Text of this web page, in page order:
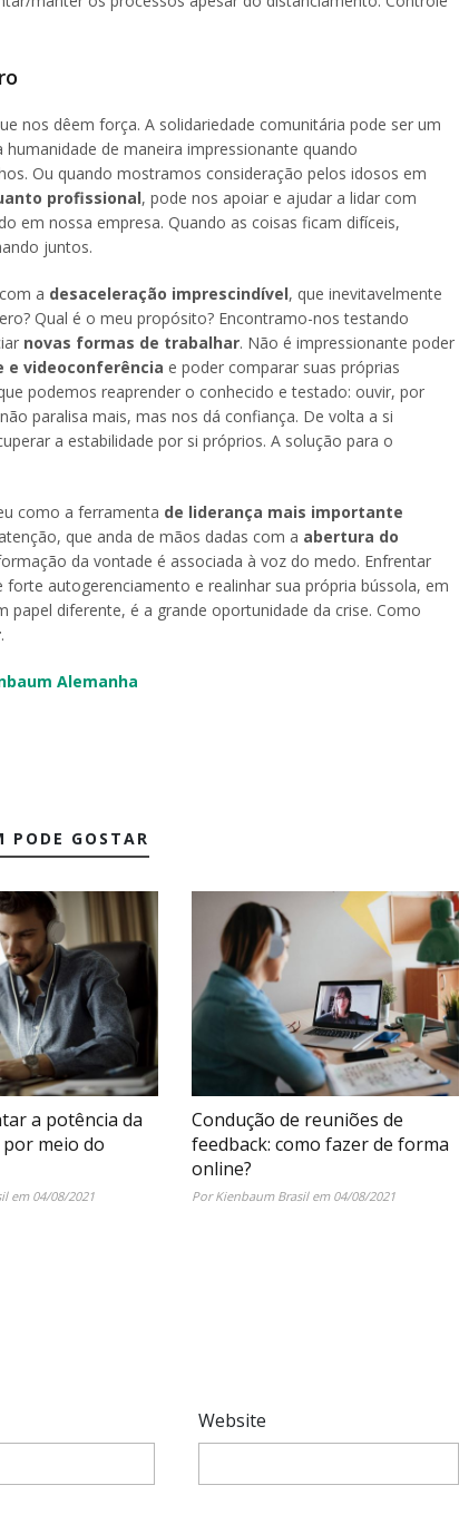
nos dêem força. A solidariedade comunitária pode ser um
de maneira impressionante quando
Ou quando mostramos consideração pelos idosos em
profissional, pode nos apoiar e ajudar a lidar com
em nossa empresa. Quando as coisas ficam difíceis,
juntos.
a desaceleração imprescindível, que inevitavelmente
Qual é o meu propósito? Encontramo-nos testando
novas formas de trabalhar. Não é impressionante poder
e videoconferência e poder comparar suas próprias
podemos reaprender o conhecido e testado: ouvir, por
paralisa mais, mas nos dá confiança. De volta a si
a estabilidade por si próprios. A solução para o
como a ferramenta de liderança mais importante
que anda de mãos dadas com a abertura do
da vontade é associada à voz do medo. Enfrentar
autogerenciamento e realinhar sua própria bússola, em
diferente, é a grande oportunidade da crise. Como
.
Alemanha
PODE GOSTAR
a potência da
meio do
em 04/08/2021
Condução de reuniões de
feedback: como fazer de forma
online?
Por Kienbaum Brasil em 04/08/2021
Website